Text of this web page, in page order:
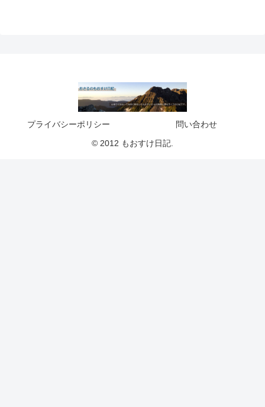
プライバシーポリシー
問い合わせ
© 2012 もおすけ日記.